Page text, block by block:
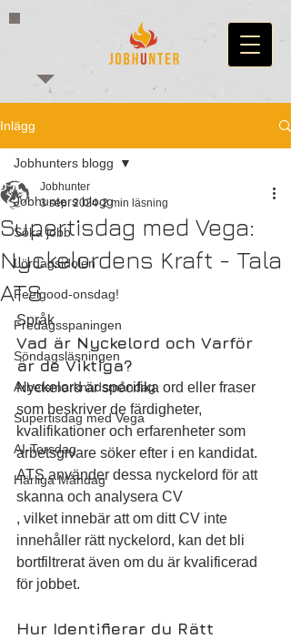
Inlägg
Jobhunters blogg
Söka jobb
Lördagsidolen
Feelgood-onsdag!
Fredagsspaningen
Söndagsläsningen
Arbetsmarknadsmåndag
Supertisdag med Vega
AI-Torsdag
Härliga Måndag
Jobhunters blogg
Supertisdag med Vega:
Nyckelordens Kraft - Tala
ATS
Jobhunter
3 sep. 2024 2 min läsning
Språk
Vad är Nyckelord och Varför
är de Viktiga?
Nyckelord är specifika ord eller fraser
som beskriver de färdigheter,
kvalifikationer och erfarenheter som
arbetsgivare söker efter i en kandidat.
ATS använder dessa nyckelord för att
skanna och analysera CV
, vilket innebär att om ditt CV inte
innehåller rätt nyckelord, kan det bli
bortfiltrerat även om du är kvalificerad
för jobbet.
Hur Identifierar du Rätt